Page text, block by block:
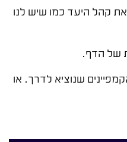
קהל היעד כמו שיש לנו
של הדף.
שנוציא לדרך. או